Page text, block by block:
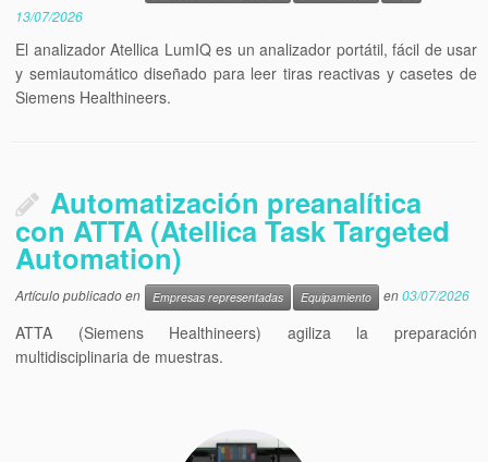
13/07/2026
El analizador Atellica LumIQ es un analizador portátil, fácil de usar
y semiautomático diseñado para leer tiras reactivas y casetes de
Siemens Healthineers.
Automatización preanalítica
con ATTA (Atellica Task Targeted
Automation)
Artículo publicado en Empresas representadas Equipamiento en03/07/2026
ATTA (Siemens Healthineers) agiliza la preparación
multidisciplinaria de muestras.